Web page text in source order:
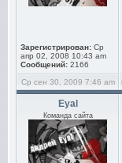
Зарегистрирован: Ср
апр 02, 2008 10:43 am
Сообщений: 2166
Ср сен 30, 2009 7:46 am
Eyal
Команда сайта